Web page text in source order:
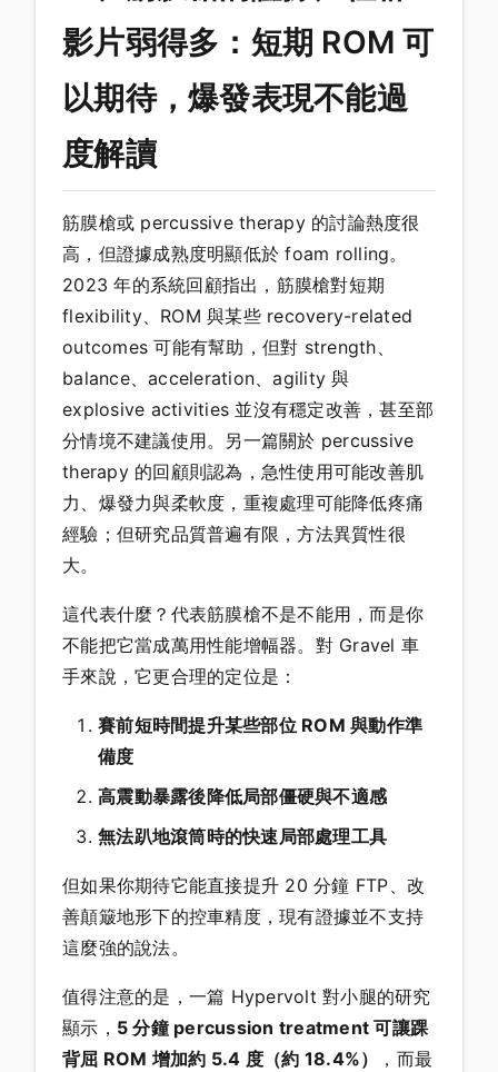
影片弱得多：短期 ROM 可
以期待，爆發表現不能過
度解讀
筋膜槍或 percussive therapy 的討論熱度很
高，但證據成熟度明顯低於 foam rolling。
2023 年的系統回顧指出，筋膜槍對短期
flexibility、ROM 與某些 recovery-related
outcomes 可能有幫助，但對 strength、
balance、acceleration、agility 與
explosive activities 並沒有穩定改善，甚至部
分情境不建議使用。另一篇關於 percussive
therapy 的回顧則認為，急性使用可能改善肌
力、爆發力與柔軟度，重複處理可能降低疼痛
經驗；但研究品質普遍有限，方法異質性很
大。
這代表什麼？代表筋膜槍不是不能用，而是你
不能把它當成萬用性能增幅器。對 Gravel 車
手來說，它更合理的定位是：
賽前短時間提升某些部位 ROM 與動作準
備度
高震動暴露後降低局部僵硬與不適感
無法趴地滾筒時的快速局部處理工具
但如果你期待它能直接提升 20 分鐘 FTP、改
善顛簸地形下的控車精度，現有證據並不支持
這麼強的說法。
值得注意的是，一篇 Hypervolt 對小腿的研究
顯示， 5 分鐘 percussion treatment 可讓踝
背屈 ROM 增加約 5.4 度（約 18.4%）
，而最